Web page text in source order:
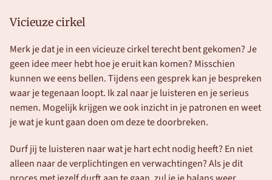
Vicieuze cirkel
Merk je dat je in een vicieuze cirkel terecht bent gekomen? Je
geen idee meer hebt hoe je eruit kan komen? Misschien
kunnen we eens bellen. Tijdens een gesprek kan je bespreken
waar je tegenaan loopt. Ik zal naar je luisteren en je serieus
nemen. Mogelijk krijgen we ook inzicht in je patronen en weet
je wat je kunt gaan doen om deze te doorbreken.
Durf jij te luisteren naar wat je hart echt nodig heeft? En niet
alleen naar de verplichtingen en verwachtingen? Als je dit